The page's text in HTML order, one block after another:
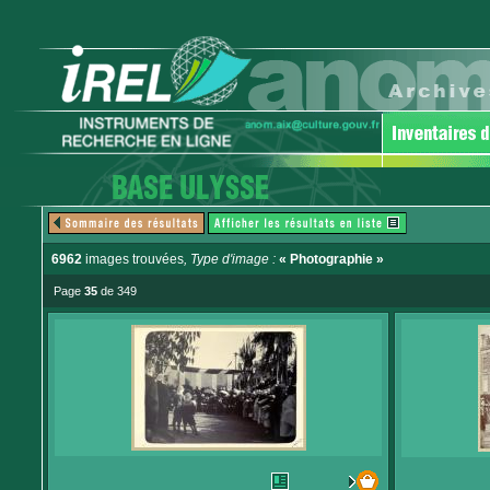
6962 images trouvées, Type d'image : « Photographie »
Page 35 de 349